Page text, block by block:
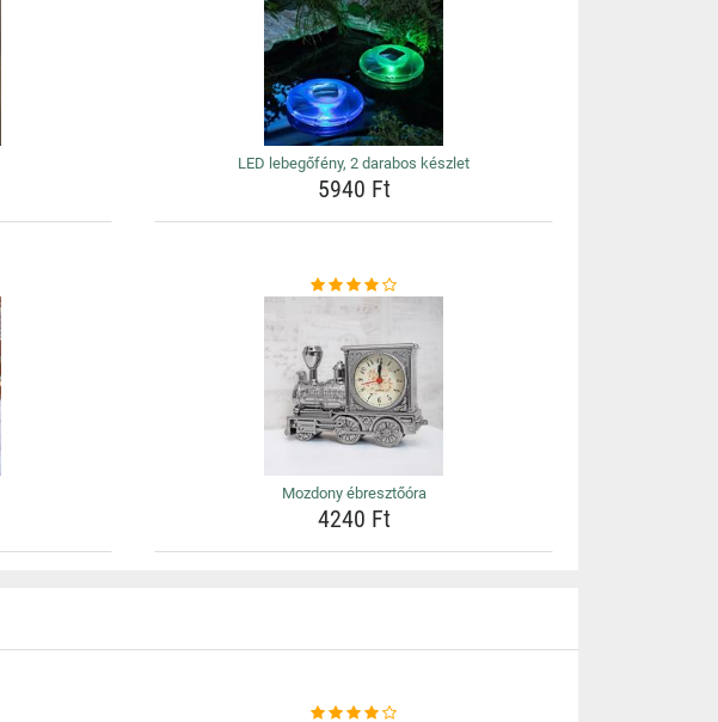
LED lebegőfény, 2 darabos készlet
5940 Ft
Mozdony ébresztőóra
4240 Ft